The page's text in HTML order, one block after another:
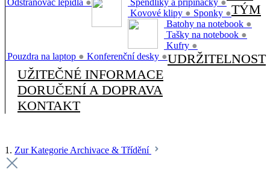
Odstraňovač lepidla ● Špendlíky a připínáčky ●
Kovové klipy ● Sponky ●
Batohy na notebook ●
Tašky na notebook ●
Kufry ●
Pouzdra na laptop ● Konferenční desky ●
TÝM
UDRŽITELNOST
UŽITEČNÉ INFORMACE
DORUČENÍ A DOPRAVA
KONTAKT
1. Zur Kategorie Archivace & Třídění